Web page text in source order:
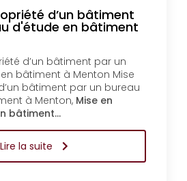
d’un bâtiment
d'étude en bâtiment
d’un bâtiment par un
bâtiment à Menton Mise
bâtiment par un bureau
à Menton, Mise en
bâtiment…
Lire la suite